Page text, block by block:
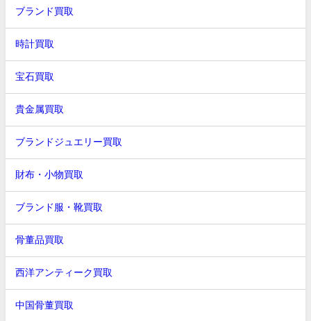
ブランド買取
時計買取
宝石買取
貴金属買取
ブランドジュエリー買取
財布・小物買取
ブランド服・靴買取
骨董品買取
西洋アンティーク買取
中国骨董買取